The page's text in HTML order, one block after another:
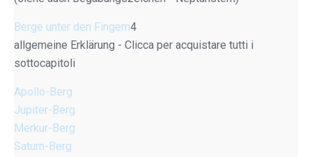
Berge unter den Fingern4
allgemeine Erklärung - Clicca per acquistare tutti i
sottocapitoli
Apollo-Berg
Jupiter-Berg
Merkur-Berg
Saturn-Berg